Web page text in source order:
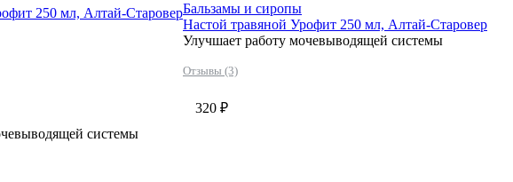
250 мл, Алтай-СтароверБальзамы и сиропы
Настой травяной Урофит 250 мл, Алтай-Старовер
Улучшает работу мочевыводящей системы
Отзывы (3)
320 ₽
системы